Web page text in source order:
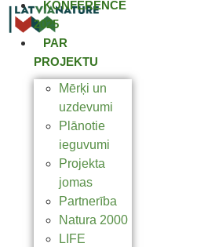
KONFERENCE
2025
PAR
PROJEKTU
Mērķi un
uzdevumi
Plānotie
ieguvumi
Projekta
jomas
Partnerība
Natura 2000
LIFE